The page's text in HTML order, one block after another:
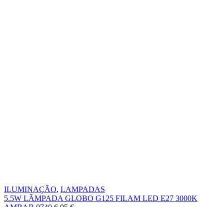
ILUMINAÇÃO, LAMPADAS
5.5W LÃMPADA GLOBO G125 FILAM LED E27 3000K